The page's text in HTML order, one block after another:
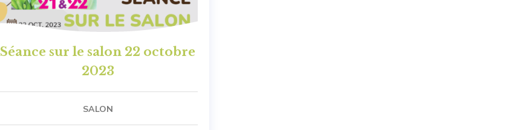
Séance sur le salon 22 octobre
2023
SALON